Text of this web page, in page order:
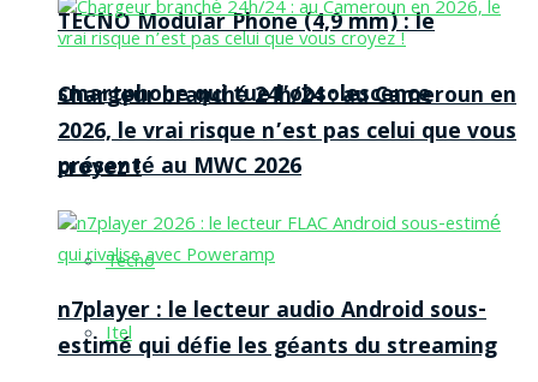
TECNO Modular Phone (4,9 mm) : le
smartphone qui tue l’obsolescence
présenté au MWC 2026
Tecno
Itel
Chargeur branché 24h/24 : au Cameroun en
2026, le vrai risque n’est pas celui que vous
croyez !
n7player : le lecteur audio Android sous-
estimé qui défie les géants du streaming